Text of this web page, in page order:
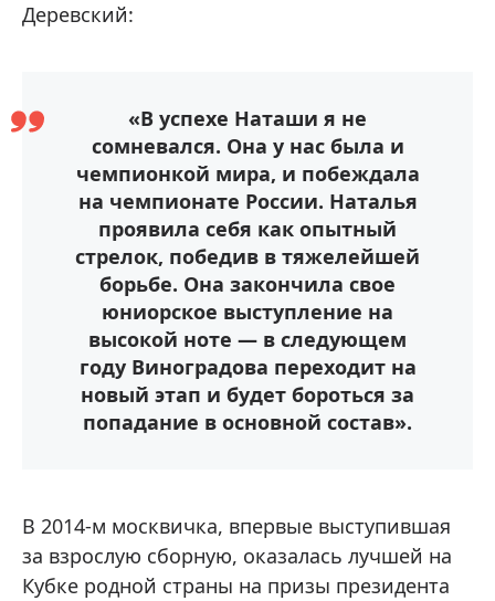
Деревский:
«В успехе Наташи я не
сомневался. Она у нас была и
чемпионкой мира, и побеждала
на чемпионате России. Наталья
проявила себя как опытный
стрелок, победив в тяжелейшей
борьбе. Она закончила свое
юниорское выступление на
высокой ноте — в следующем
году Виноградова переходит на
новый этап и будет бороться за
попадание в основной состав».
В 2014-м москвичка, впервые выступившая
за взрослую сборную, оказалась лучшей на
Кубке родной страны на призы президента